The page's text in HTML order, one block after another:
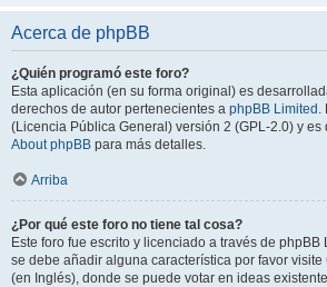
Acerca de phpBB
¿Quién programó este foro?
Esta aplicación (en su forma original) es
derechos de autor pertenecientes a phpBB Limited .
(Licencia Pública General) versión 2 (GPL-2.0) y
About phpBB para más detalles.
Arriba
¿Por qué este foro no tiene tal cosa?
Este foro fue escrito y licenciado a través de phpBB
se debe añadir alguna característica por favor visite
(en Inglés), donde se puede votar en ideas